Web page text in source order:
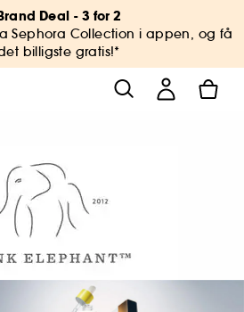
Deal - 3 for 2
Sephora Collection i appen, og få
billigste gratis!*